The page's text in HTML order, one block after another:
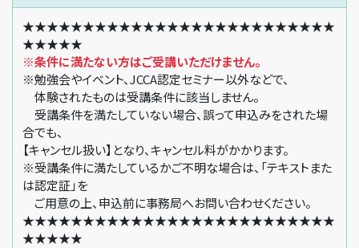
★★★★★★★★★★★★★★★★★★★★★★★★★★
★★★★★
※条件に満たない方はご受講いただけません。
※勉強会やイベント、JCCA認定セミナー以外などで、
体験されたものは受講条件に該当しません。
受講条件を満たしていない場合、誤って申込みをされた場
合でも、
【キャンセル扱い】となり、キャンセル料がかかります。
※受講条件に満たしているかご不明な場合は、「テキストまた
は認定証」を
ご用意の上、申込前に事務局へお問い合わせください。
★★★★★★★★★★★★★★★★★★★★★★★★★★
★★★★★